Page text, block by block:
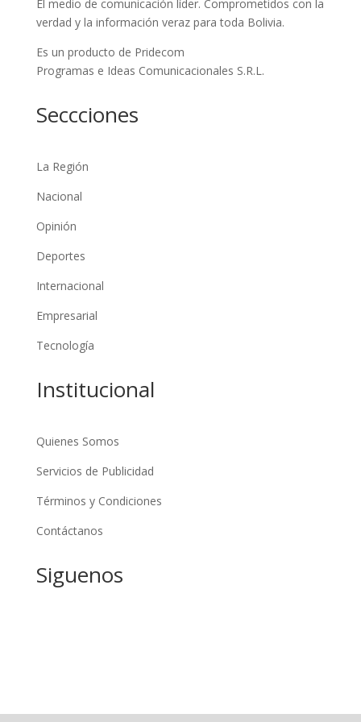
El medio de comunicación líder. Comprometidos con la
verdad y la información veraz para toda Bolivia.
Es un producto de Pridecom
Programas e Ideas Comunicacionales S.R.L.
Seccciones
La Región
Nacional
Opinión
Deportes
Internacional
Empresarial
Tecnología
Institucional
Quienes Somos
Servicios de Publicidad
Términos y Condiciones
Contáctanos
Siguenos